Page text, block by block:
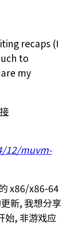
recaps (I
to
my
12/muvm-
x86/x86-64
新, 我想分享
始, 非游戏应